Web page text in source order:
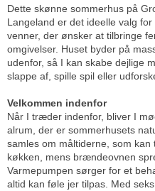
Dette skønne sommerhus på
Langeland er det ideelle valg
venner, der ønsker at tilbringe
omgivelser. Huset byder på
udenfor, så I kan skabe dejlige
slappe af, spille spil eller
Velkommen indenfor
Når I træder indenfor, bliver I
alrum, der er sommerhusets
samles om måltiderne, som
køkken, mens brændeovnen
Varmepumpen sørger for et
altid kan føle jer tilpas. Med